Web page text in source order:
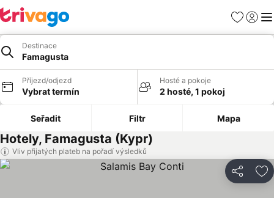
Oblíbené
Destinace
Famagusta
Příjezd/odjezd
Vybrat termín
Hosté a pokoje
2 hosté, 1 pokoj
Seřadit Filtr Mapa
Hotely, Famagusta (Kypr)
Vliv přijatých plateb na pořadí výsledků
Sdílet